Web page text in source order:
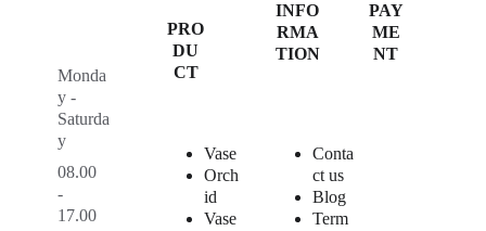
PRO
DU
CT
INFO
RMA
TION
PAY
ME
NT
Vase
Orch
id
Vase
Conta
ct us
Blog
Term
Monda
y -
Saturda
y
08.00
-
17.00